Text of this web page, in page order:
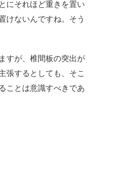
にそれほど重きを置い
けないんですね。そう
すが、椎間板の突出が
張するとしても、そこ
ことは意識すべきであ